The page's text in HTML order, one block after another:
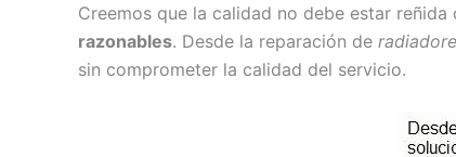
Creemos que la calidad no debe estar
razonables. Desde la reparación de
sin comprometer la calidad del servicio.